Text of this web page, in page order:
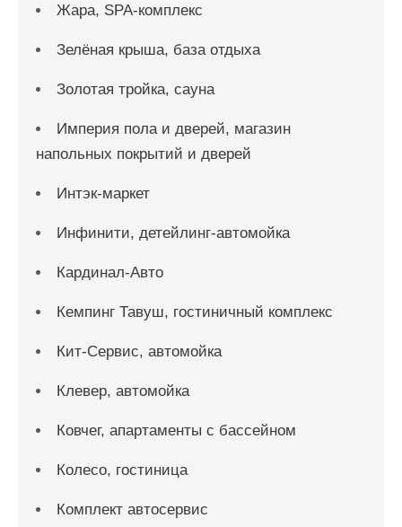
Жара, SPA-комплекс
Зелёная крыша, база отдыха
Золотая тройка, сауна
Империя пола и дверей, магазин
напольных покрытий и дверей
Интэк-маркет
Инфинити, детейлинг-автомойка
Кардинал-Авто
Кемпинг Тавуш, гостиничный комплекс
Кит-Сервис, автомойка
Клевер, автомойка
Ковчег, апартаменты с бассейном
Колесо, гостиница
Комплект автосервис